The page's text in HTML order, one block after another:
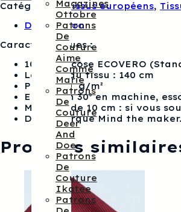
Magazines
Ottobre
Patrons
De
Couture
Aime
Comme
Marie
Patrons
De
Couture
Deer
And
Doe
Patrons
De
Couture
Ikatee
Patrons
crêpe
Bouquet
vert
et
rose-
Mind
the
maker
Catégories :Tissus européens,
Description
Caractéristiques :
100 % viscose ECOVERO
Largeur du tissu : 140 cm
Poids 170 g/m²
Entretien 30° en machine,
Multiple de 10 cm : si vous
De la marque Mind the maker.
Produits